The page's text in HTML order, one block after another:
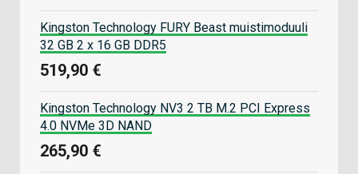
Kingston Technology FURY Beast muistimoduuli
32 GB 2 x 16 GB DDR5
519,90 €
Kingston Technology NV3 2 TB M.2 PCI Express
4.0 NVMe 3D NAND
265,90 €